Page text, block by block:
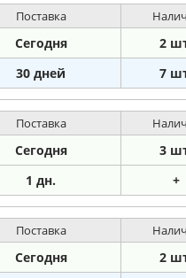
Поставка
Сегодня 2
30 дней 7
Поставка
Сегодня 3
1 дн. +
Поставка
Сегодня 2